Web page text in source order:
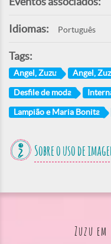
Idiomas: Português
Tags:
Angel, Zuzu Angel,
Desfile de moda
Lampião e Maria Bonita
Sobre o uso de
Zuzu em